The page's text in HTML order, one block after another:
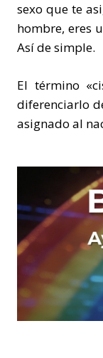
sexo que te
hombre, eres
Así de simple.
El término
diferenciarlo
asignado al